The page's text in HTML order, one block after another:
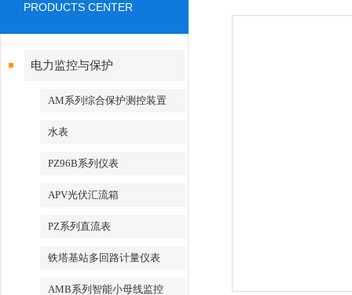
PRODUCTS CENTER
电力监控与保护
AM系列综合保护测控装置
水表
PZ96B系列仪表
APV光伏汇流箱
PZ系列直流表
铁塔基站多回路计量仪表
AMB系列智能小母线监控